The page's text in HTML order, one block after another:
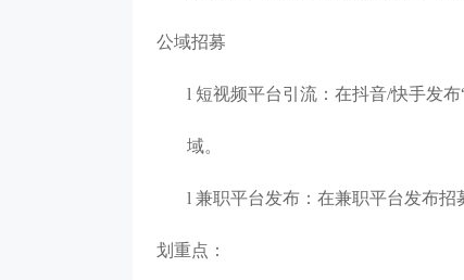
公域招募
l 短视频平台引流：在抖音/快手发
域。
l 兼职平台发布：在兼职平台发布招
划重点：
以“京豆”作为活动奖品，吸引客户转发
阶梯化的玩法设计，实现了客户的快速
企业微信+视